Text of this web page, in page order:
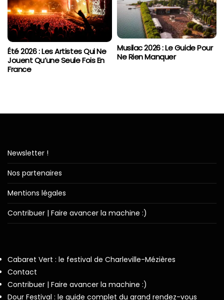
Été 2026 : Les Artistes Qui Ne
Jouent Qu’une Seule Fois En
France
Musilac 2026 : Le Guide Pour
Ne Rien Manquer
Newsletter !
Nos partenaires
Mentions légales
Contribuer | Faire avancer la machine :)
Cabaret Vert : le festival de Charleville-Mézières
Contact
Contribuer | Faire avancer la machine :)
Dour Festival : le guide complet du grand rendez-vous